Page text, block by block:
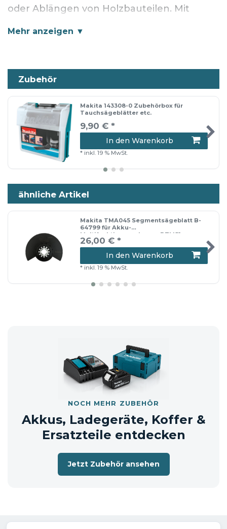
oder Ablängen von Holzbauteilen. Mit
Kraftübertragung und einen schnellen
geeignet für
Akku-Multifunktionswerkzeug DTM51
Akku-Multifunktionswerkzeug TM30D
Technische Daten
Breite 32 mm
Zähne pro Zoll 18
Material HCS
Arbeitslänge 50 mm
Lieferumfang
entweder im Originalkarton oder in
einem neutralen Versandkarton.
Zubehör
Makita 143308-0 Zubehörbox für
Tauchsägeblätter etc.
9,90 € *
In den Warenkorb
* inkl. 19 % MwSt.
ähnliche Artikel
Makita TMA045 Segmentsägeblatt B-
64799 für Akku-
Multifunktionswerkzeug DTM51
26,00 € *
In den Warenkorb
* inkl. 19 % MwSt.
NOCH MEHR ZUBEHÖR
Akkus, Ladegeräte, Koffer &
Ersatzteile entdecken
Jetzt Zubehör ansehen